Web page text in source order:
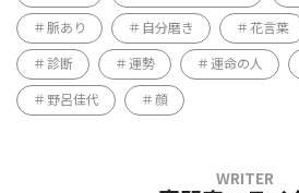
脈あり 自分磨き 花言葉
診断 運勢 運命の人
野呂佳代 顔